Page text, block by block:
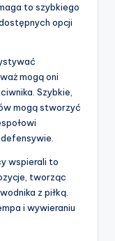
to szybkiego
opcji
mogą oni
Szybkie,
mogą stworzyć
wspierali to
tworząc
z piłką.
i wywieraniu